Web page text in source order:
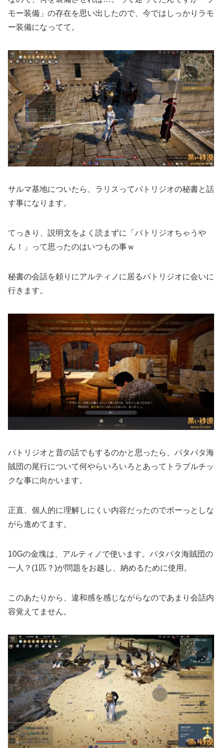
モー装備」の存在を思い出したので、今ではしっかりラモ
ー装備になってて。
サルマ基地についたら、ラリスってパトリジオの秘書と話
す事になります。
てっきり、説明文をよく読まずに「パトリジオちゃうや
ん！」って思ったのはいつもの事ｗ
秘書の会話を頼りにアルティノに居るパトリジオに会いに
行きます。
パトリジオと昔の話でもするのかと思ったら、パタパタ海
賊団の尾行について何やらいろいろとあってトラブルチッ
クな事に向かいます。
正直、個人的に理解しにくい内容だったのでボーっとしな
がら進めてます。
10Gの金塊は、アルティノで使います。パタパタ海賊団の
一人？(1匹？)が問題をお越し、納めるために使用。
このあたりから、違和感を感じながらなのであまり会話内
容覚えてません。